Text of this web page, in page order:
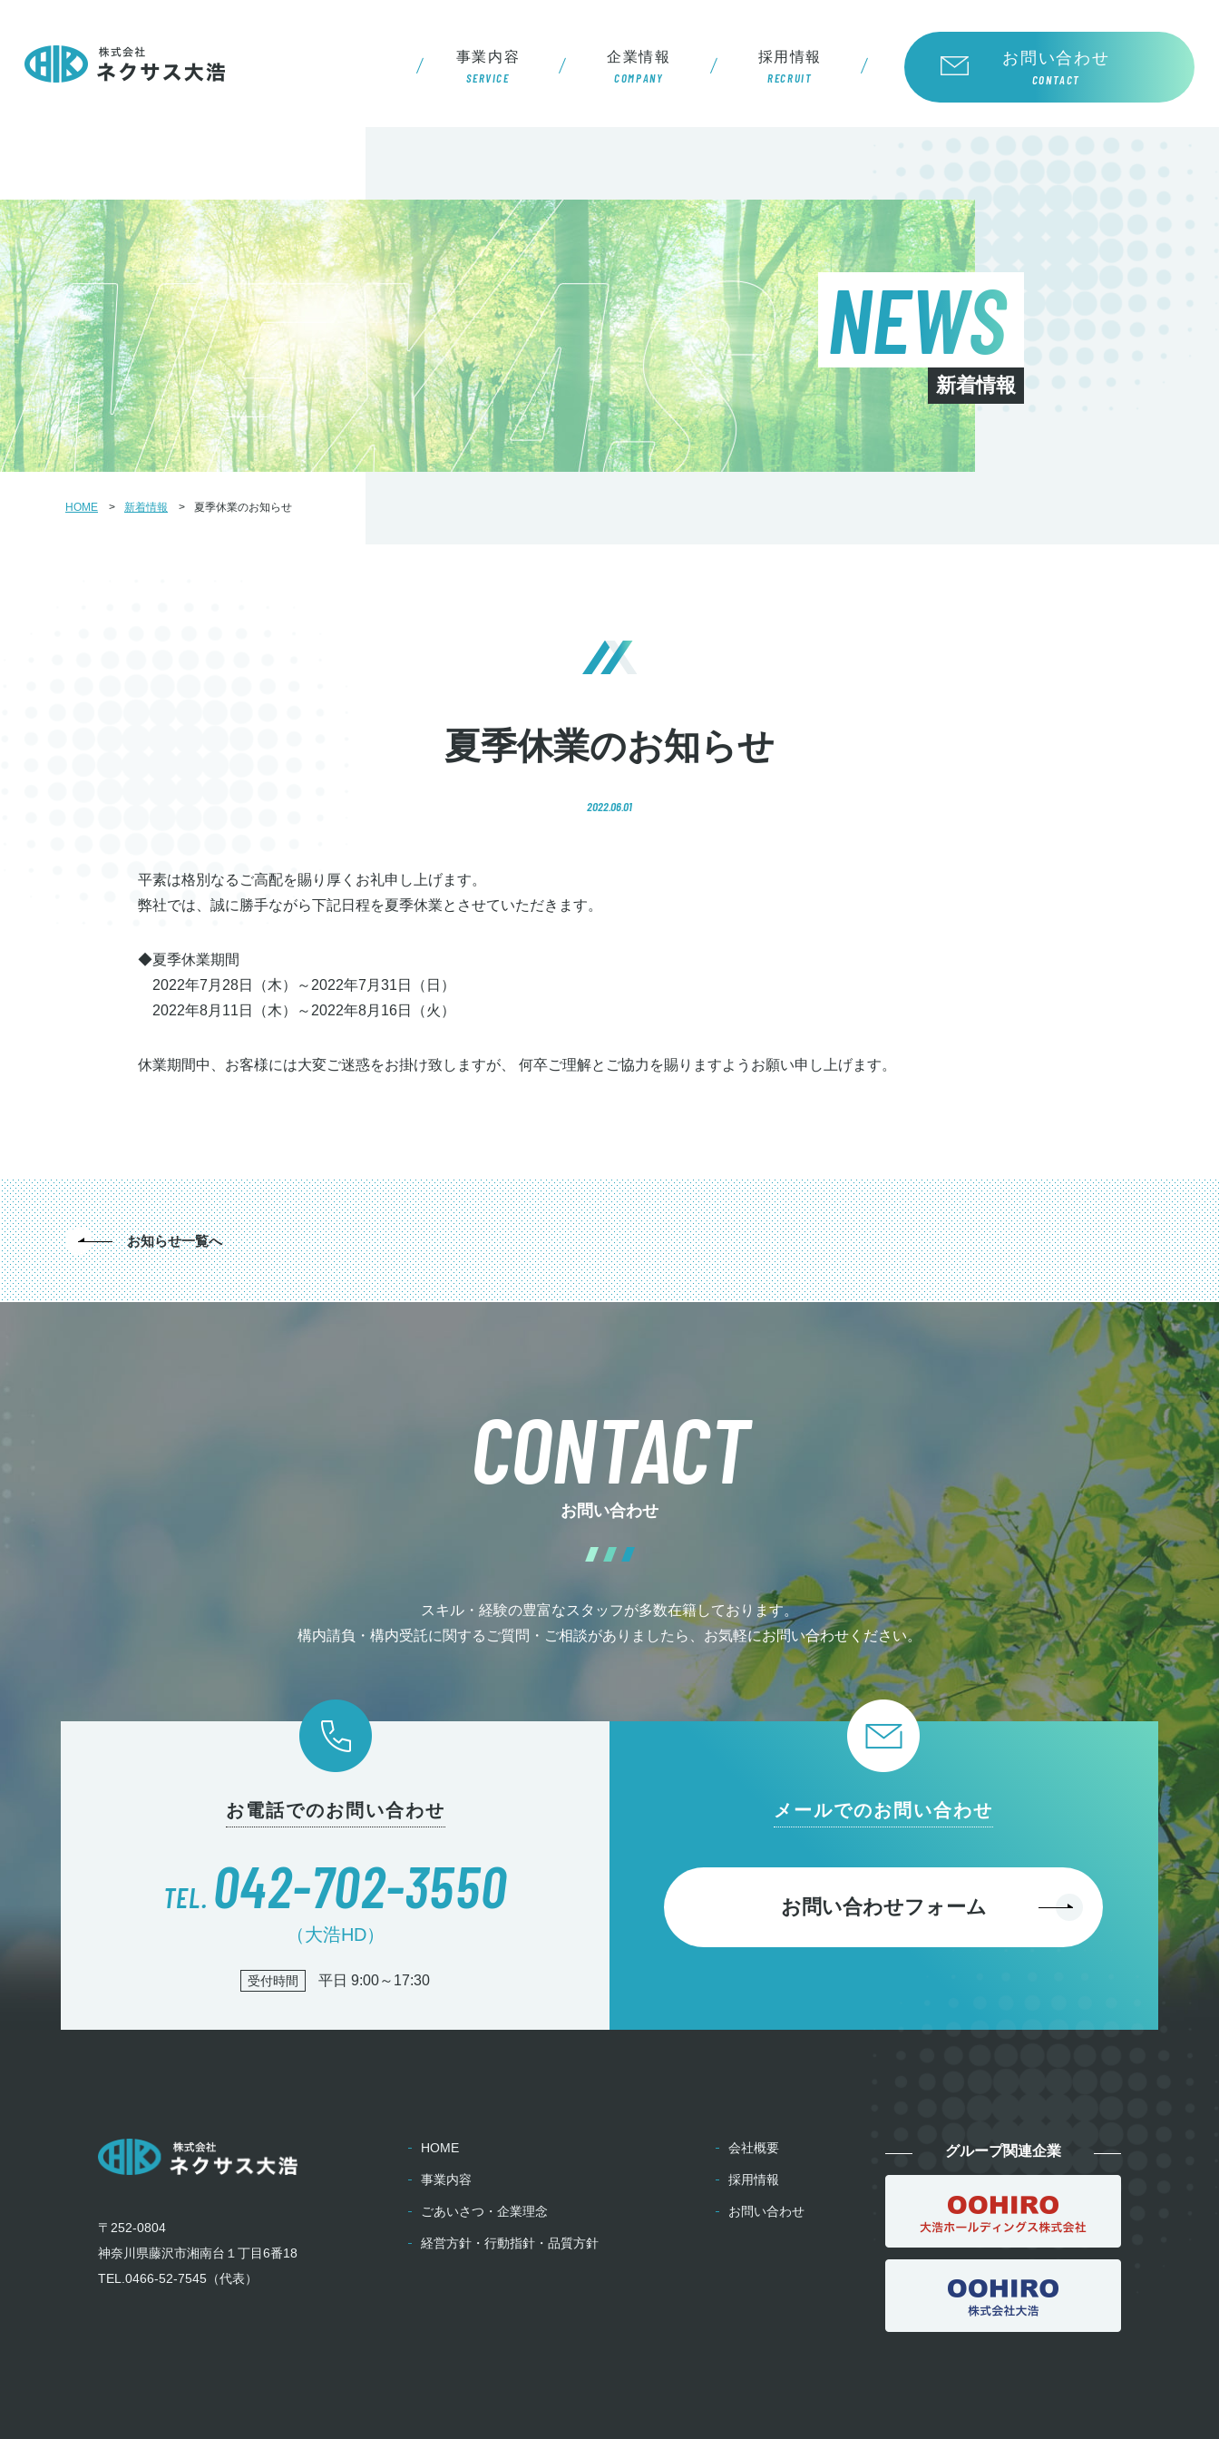
事業内容
SERVICE
企業情報
COMPANY
採用情報
RECRUIT
お問い合わせ
CONTACT
NEWS
新着情報
HOME 新着情報 夏季休業のお知らせ
夏季休業のお知らせ
2022.06.01
平素は格別なるご高配を賜り厚くお礼申し上げます。
弊社では、誠に勝手ながら下記日程を夏季休業とさせていただきます。
◆夏季休業期間
2022年7月28日（木）～2022年7月31日（日）
2022年8月11日（木）～2022年8月16日（火）
休業期間中、お客様には大変ご迷惑をお掛け致しますが、 何卒ご理解とご協力を賜りますようお願い申し上げます。
お知らせ一覧へ
CONTACT
お問い合わせ
スキル・経験の豊富なスタッフが多数在籍しております。
構内請負・構内受託に関するご質問・ご相談がありましたら、お気軽にお問い合わせください。
お電話でのお問い合わせ
TEL. 042-702-3550
（大浩HD）
受付時間 平日 9:00～17:30
メールでのお問い合わせ
お問い合わせフォーム
〒252-0804
神奈川県藤沢市湘南台１丁目6番18
TEL.0466-52-7545（代表）
HOME
事業内容
ごあいさつ・企業理念
経営方針・行動指針・品質方針
会社概要
採用情報
お問い合わせ
グループ関連企業